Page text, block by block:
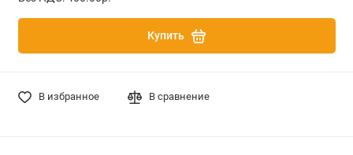
Купить
В избранное В сравнение